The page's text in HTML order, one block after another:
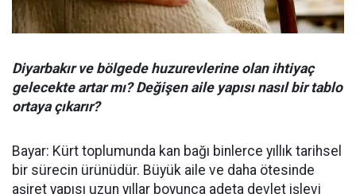
Diyarbakır ve bölgede huzurevlerine olan ihtiyaç
gelecekte artar mı? Değişen aile yapısı nasıl bir tablo
ortaya çıkarır?
Bayar: Kürt toplumunda kan bağı binlerce yıllık tarihsel
bir sürecin ürünüdür. Büyük aile ve daha ötesinde
aşiret yapısı uzun yıllar boyunca adeta devlet işlevi